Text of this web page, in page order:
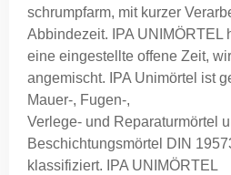
schrumpfarm, mit kurzer
Abbindezeit. IPA UNIMÖRTEL
eine eingestellte offene Zeit,
angemischt. IPA Unimörtel ist
Mauer-, Fugen-,
Verlege- und Reparaturmörtel
Beschichtungsmörtel DIN
klassifiziert. IPA UNIMÖRTEL